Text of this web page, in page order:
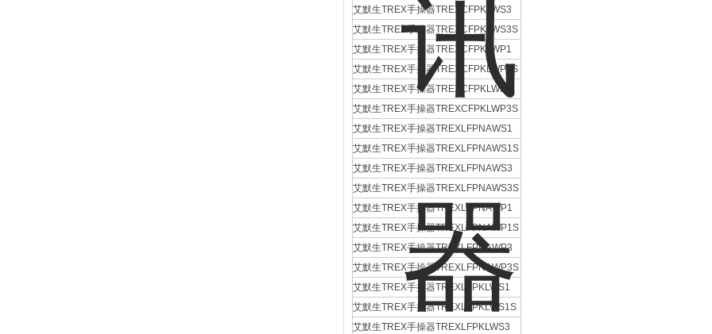
艾默生TREX手操器TREXCFPKLWS3
艾默生TREX手操器TREXCFPKLWS3S
艾默生TREX手操器TREXCFPKLWP1
艾默生TREX手操器TREXCFPKLWP1S
艾默生TREX手操器TREXCFPKLWP3
艾默生TREX手操器TREXCFPKLWP3S
艾默生TREX手操器TREXLFPNAWS1
艾默生TREX手操器TREXLFPNAWS1S
艾默生TREX手操器TREXLFPNAWS3
艾默生TREX手操器TREXLFPNAWS3S
艾默生TREX手操器TREXLFPNAWP1
艾默生TREX手操器TREXLFPNAWP1S
艾默生TREX手操器TREXLFPNAWP3
艾默生TREX手操器TREXLFPNAWP3S
艾默生TREX手操器TREXLFPKLWS1
艾默生TREX手操器TREXLFPKLWS1S
艾默生TREX手操器TREXLFPKLWS3